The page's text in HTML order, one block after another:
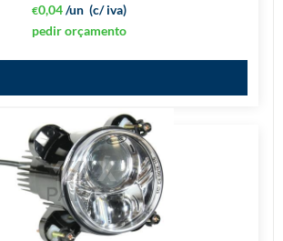
€0,04 (c/ iva)
/un
pedir orçamento